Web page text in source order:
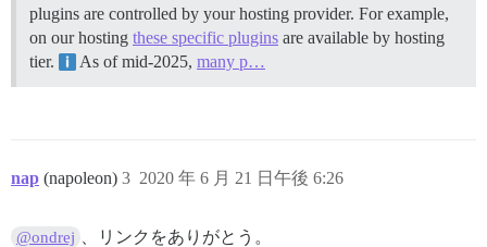
plugins are controlled by your hosting provider. For example,
on our hosting these specific plugins are available by hosting
tier.
As of mid-2025, many p…
nap (napoleon) 2020 年 6 月 21 日午後 6:26
3
@ondrej 、リンクをありがとう。